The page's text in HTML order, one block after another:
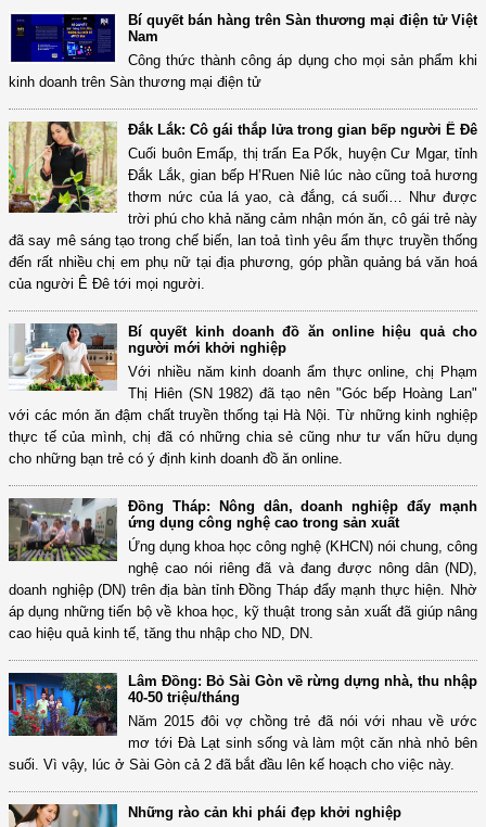
Bí quyết bán hàng trên Sàn thương mại điện tử Việt
Nam
Công thức thành công áp dụng cho mọi sản phẩm khi
kinh doanh trên Sàn thương mại điện tử
Đắk Lắk: Cô gái thắp lửa trong gian bếp người Ê Đê
Cuối buôn Emấp, thị trấn Ea Pốk, huyện Cư Mgar, tỉnh
Đắk Lắk, gian bếp H’Ruen Niê lúc nào cũng toả hương
thơm nức của lá yao, cà đắng, cá suối… Như được
trời phú cho khả năng cảm nhận món ăn, cô gái trẻ này
đã say mê sáng tạo trong chế biến, lan toả tình yêu ẩm thực truyền thống
đến rất nhiều chị em phụ nữ tại địa phương, góp phần quảng bá văn hoá
của người Ê Đê tới mọi người.
Bí quyết kinh doanh đồ ăn online hiệu quả cho
người mới khởi nghiệp
Với nhiều năm kinh doanh ẩm thực online, chị Phạm
Thị Hiên (SN 1982) đã tạo nên "Góc bếp Hoàng Lan"
với các món ăn đậm chất truyền thống tại Hà Nội. Từ những kinh nghiệp
thực tế của mình, chị đã có những chia sẻ cũng như tư vấn hữu dụng
cho những bạn trẻ có ý định kinh doanh đồ ăn online.
Đồng Tháp: Nông dân, doanh nghiệp đẩy mạnh
ứng dụng công nghệ cao trong sản xuất
Ứng dụng khoa học công nghệ (KHCN) nói chung, công
nghệ cao nói riêng đã và đang được nông dân (ND),
doanh nghiệp (DN) trên địa bàn tỉnh Đồng Tháp đẩy mạnh thực hiện. Nhờ
áp dụng những tiến bộ về khoa học, kỹ thuật trong sản xuất đã giúp nâng
cao hiệu quả kinh tế, tăng thu nhập cho ND, DN.
Lâm Đồng: Bỏ Sài Gòn về rừng dựng nhà, thu nhập
40-50 triệu/tháng
Năm 2015 đôi vợ chồng trẻ đã nói với nhau về ước
mơ tới Đà Lạt sinh sống và làm một căn nhà nhỏ bên
suối. Vì vậy, lúc ở Sài Gòn cả 2 đã bắt đầu lên kế hoạch cho việc này.
Những rào cản khi phái đẹp khởi nghiệp